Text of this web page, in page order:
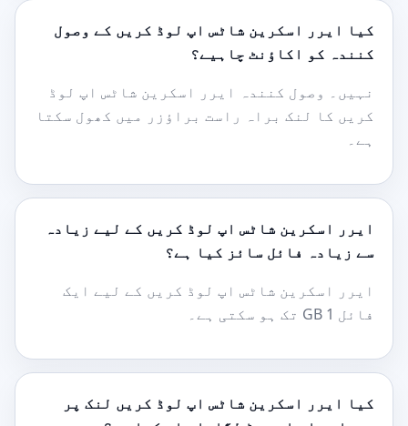
کیا ایرر اسکرین شاٹس اپ لوڈ کریں کے وصول
کنندہ کو اکاؤنٹ چاہیے؟
نہیں۔ وصول کنندہ ایرر اسکرین شاٹس اپ لوڈ
کریں کا لنک براہ راست براؤزر میں کھول سکتا
ہے۔
ایرر اسکرین شاٹس اپ لوڈ کریں کے لیے زیادہ
سے زیادہ فائل سائز کیا ہے؟
ایرر اسکرین شاٹس اپ لوڈ کریں کے لیے ایک
فائل 1 GB تک ہو سکتی ہے۔
کیا ایرر اسکرین شاٹس اپ لوڈ کریں لنک پر